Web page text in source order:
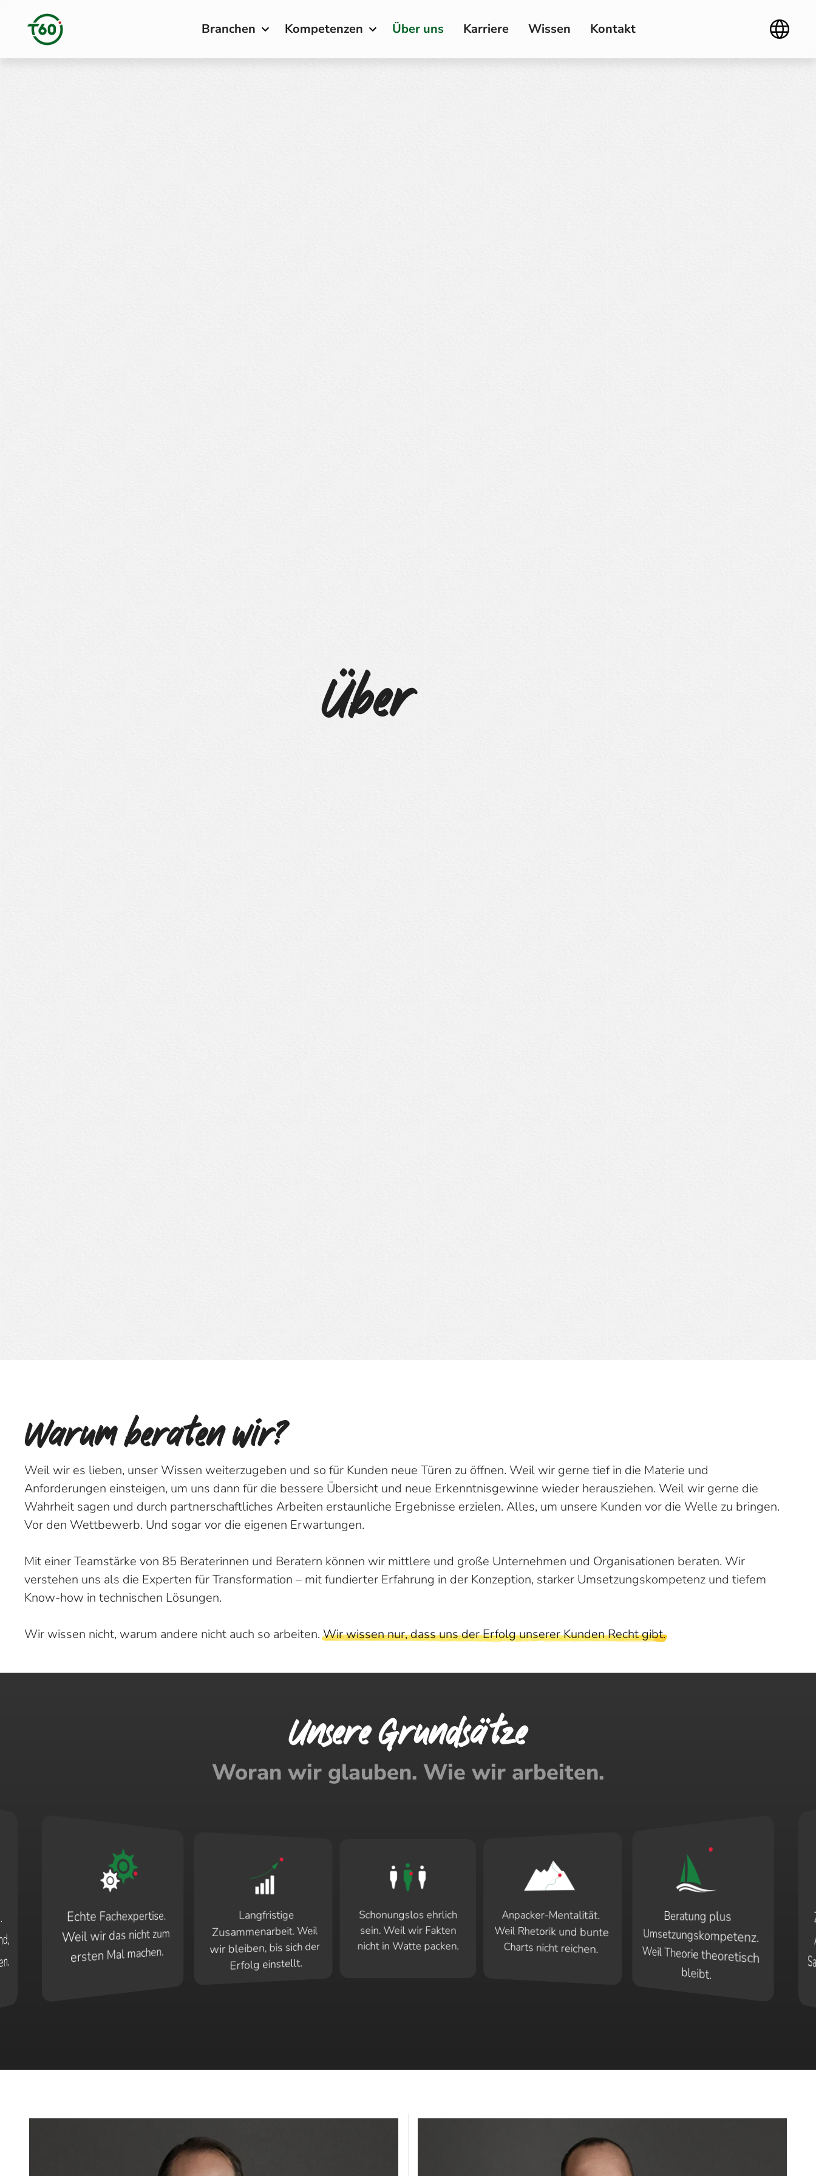
Branchen Kompetenzen Über uns Karriere Wissen Kontakt
Über
Warum beraten wir?
Weil wir es lieben, unser Wissen weiterzugeben und so für Kunden neue Türen zu öffnen. Weil wir gerne tief in die Materie und
Anforderungen einsteigen, um uns dann für die bessere Übersicht und neue Erkenntnisgewinne wieder herausziehen. Weil wir gerne die
Wahrheit sagen und durch partnerschaftliches Arbeiten erstaunliche Ergebnisse erzielen. Alles, um unsere Kunden vor die Welle zu bringen.
Vor den Wettbewerb. Und sogar vor die eigenen Erwartungen.
Mit einer Teamstärke von 85 Beraterinnen und Beratern können wir mittlere und große Unternehmen und Organisationen beraten. Wir
verstehen uns als die Experten für Transformation – mit fundierter Erfahrung in der Konzeption, starker Umsetzungskompetenz und tiefem
Know-how in technischen Lösungen.
Wir wissen nicht, warum andere nicht auch so arbeiten.Wir wissen nur, dass uns der Erfolg unserer Kunden Recht gibt.
Unsere Grundsätze
Woran wir glauben. Wie wir arbeiten.
Echte Fachexpertise.
Weil wir das nicht zum
ersten Mal machen.
Langfristige
Zusammenarbeit. Weil
wir bleiben, bis sich der
Erfolg einstellt.
Schonungslos ehrlich
sein. Weil wir Fakten
nicht in Watte packen.
Anpacker-Mentalität.
Weil Rhetorik und bunte
Charts nicht reichen.
Beratung plus
Umsetzungskompetenz.
Weil Theorie theoretisch
bleibt.